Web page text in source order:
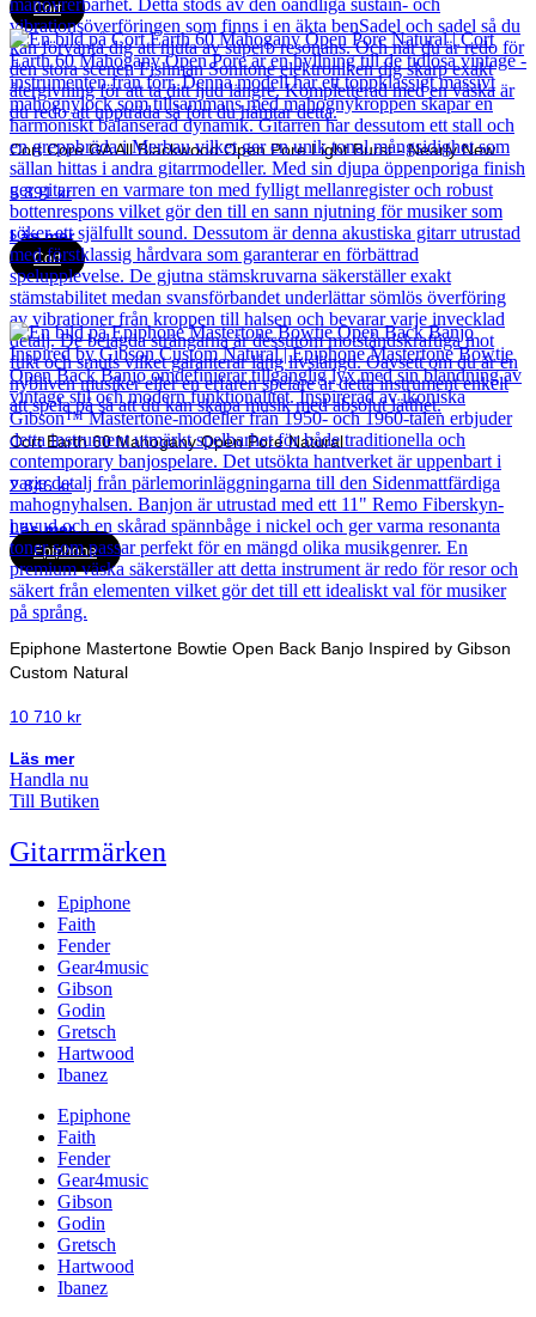
Cort
Cort Core GA All Blackwood Open Pore Light Burst - Nearly New
5 891kr
Läs mer
Cort
Cort Earth 60 Mahogany Open Pore Natural
2 846kr
Läs mer
Epiphone
Epiphone Mastertone Bowtie Open Back Banjo Inspired by Gibson
Custom Natural
10 710 kr
Läs mer
Handla nu
Till Butiken
Gitarrmärken
Epiphone
Faith
Fender
Gear4music
Gibson
Godin
Gretsch
Hartwood
Ibanez
Epiphone
Faith
Fender
Gear4music
Gibson
Godin
Gretsch
Hartwood
Ibanez